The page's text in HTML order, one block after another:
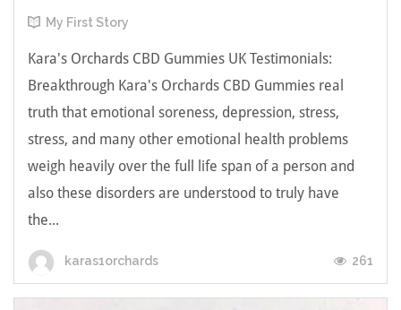
My First Story
Kara's Orchards CBD Gummies UK Testimonials:
Breakthrough Kara's Orchards CBD Gummies real
truth that emotional soreness, depression, stress,
stress, and many other emotional health problems
weigh heavily over the full life span of a person and
also these disorders are understood to truly have
the...
karas1orchards 261